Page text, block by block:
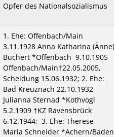
Opfer des Nationalsozialismus
1. Ehe: Offenbach/Main
3.11.1928 Anna Katharina (Änne)
Buchert *Offenbach 9.10.1905
Offenbach/Main†22.05.2005,
Scheidung 15.06.1932; 2. Ehe:
Bad Kreuznach 22.10.1932
Julianna Sternad *Kothvogl
5.2.1909 †KZ Ravensbrück
6.12.1944; 3. Ehe: Therese
Maria Schneider *Achern/Baden